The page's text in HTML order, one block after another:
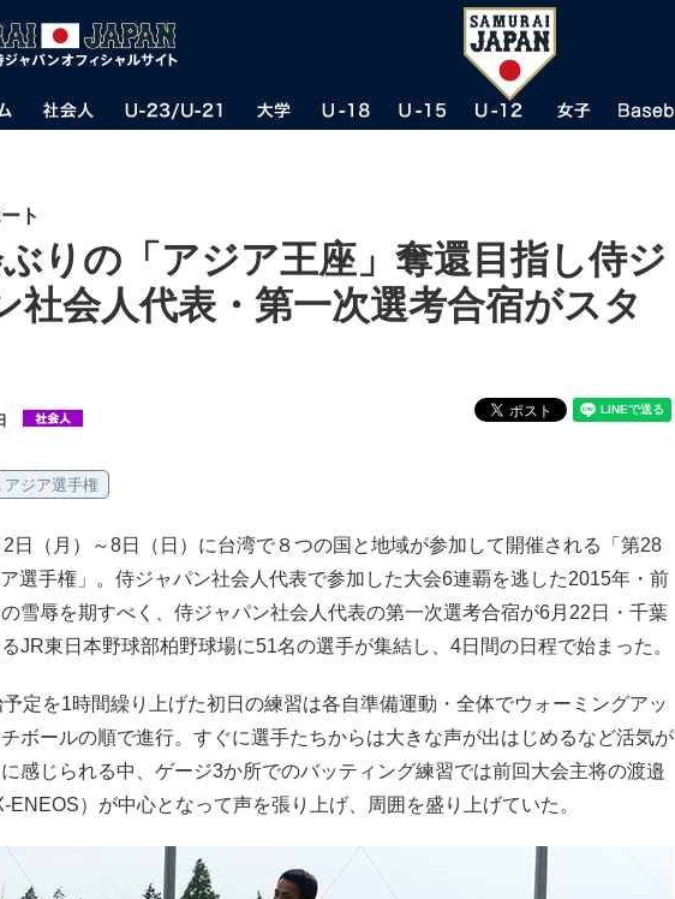
ト
りの「アジア王座」奪還目指し侍ジ
社会人代表・第一次選考合宿がスタ
アジア選手権
日（月）～8日（日）に台湾で８つの国と地域が参加して開催される「第28
選手権」。侍ジャパン社会人代表で参加した大会6連覇を逃した2015年・前
雪辱を期すべく、侍ジャパン社会人代表の第一次選考合宿が6月22日・千葉
JR東日本野球部柏野球場に51名の選手が集結し、4日間の日程で始まった。
定を1時間繰り上げた初日の練習は各自準備運動・全体でウォーミングアッ
ボールの順で進行。すぐに選手たちからは大きな声が出はじめるなど活気が
感じられる中、ゲージ3か所でのバッティング練習では前回大会主将の渡邉
ENEOS）が中心となって声を張り上げ、周囲を盛り上げていた。